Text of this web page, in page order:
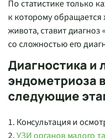
По статистике только
к которому
живота, ставит диагноз
со сложностью его
Диагностика и
эндометриоза
следующие
1. Консультация и